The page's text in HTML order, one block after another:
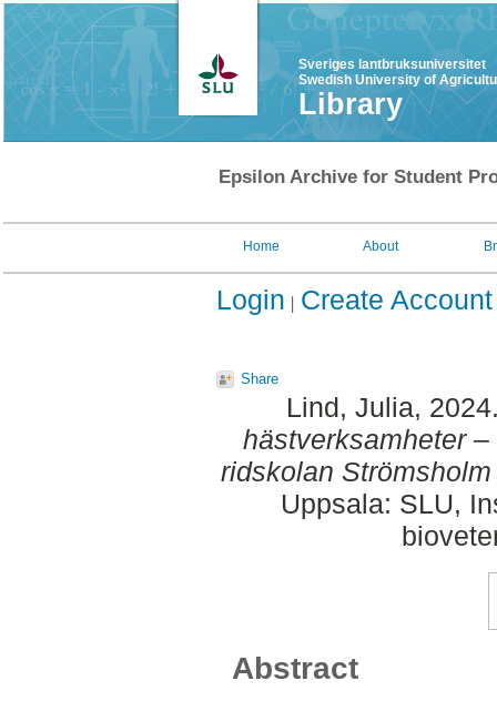
Sveriges lantbruksuniversitet
Swedish University of
Library
Epsilon Archive for Student
Home About
Login Create Account
Share
Lind, Julia,
hästverksamheter
ridskolan
Uppsala: SLU,
Abstract